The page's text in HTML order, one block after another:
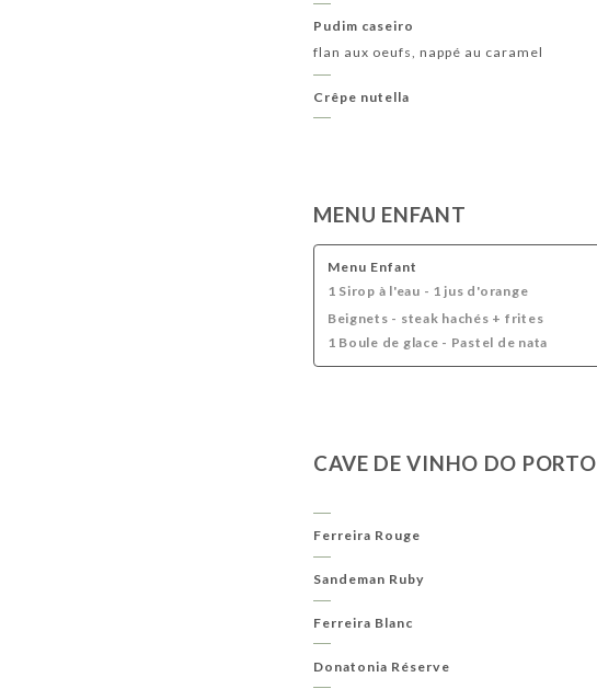
Pudim caseiro
flan aux oeufs, nappé au caramel
Crêpe nutella
MENU ENFANT
Menu Enfant
1 Sirop à l'eau - 1 jus d'orange
Beignets - steak hachés + frites
1 Boule de glace - Pastel de nata
CAVE DE VINHO DO PORTO
Ferreira Rouge
Sandeman Ruby
Ferreira Blanc
Donatonia Réserve